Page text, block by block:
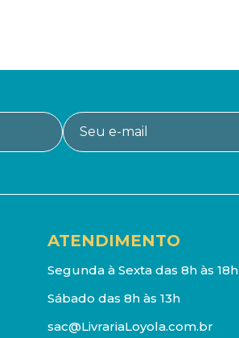
ATENDIMENTO
Segunda à Sexta das 8h às 18h
Sábado das 8h às 13h
sac@LivrariaLoyola.com.br